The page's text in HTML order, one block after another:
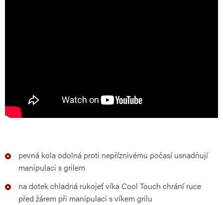
pevná kola odolná proti nepříznivému počasí usnadňují
manipulaci s grilem
na dotek chladná rukojeť víka Cool Touch chrání ruce
před žárem při manipulaci s víkem grilu